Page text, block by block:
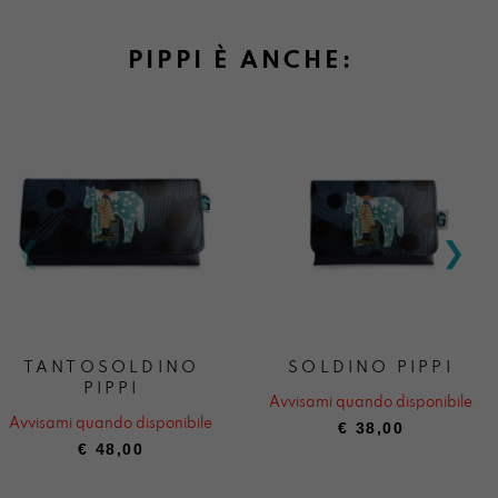
PIPPI È ANCHE:
TANTOSOLDINO
PIPPI
Avvisami quando disponibile
€ 48,00
SOLDINO PIPPI
Avvisami quando disponibile
€ 38,00